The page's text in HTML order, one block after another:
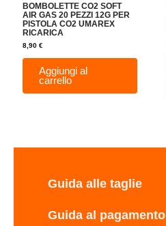
BOMBOLETTE CO2 SOFT
AIR GAS 20 PEZZI 12G PER
PISTOLA CO2 UMAREX
RICARICA
8,90€
Aggiungi al
carrello
Guida alle taglie
Guida al pagamento